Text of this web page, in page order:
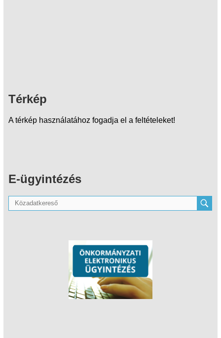
Térkép
A térkép használatához fogadja el a feltételeket!
E-ügyintézés